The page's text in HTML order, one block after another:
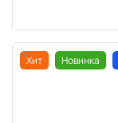
Хит Новинка